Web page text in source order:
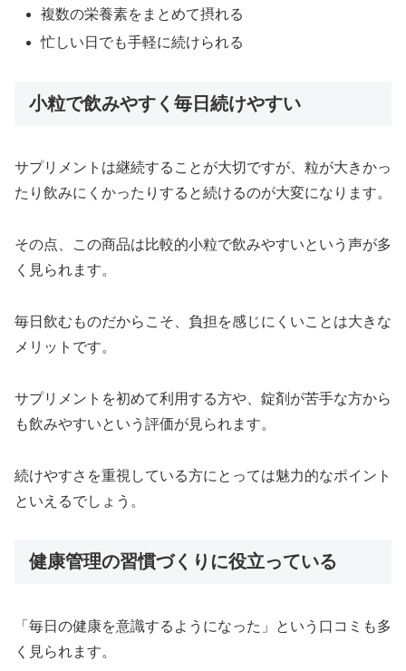
複数の栄養素をまとめて摂れる
忙しい日でも手軽に続けられる
小粒で飲みやすく毎日続けやすい
サプリメントは継続することが大切ですが、粒が大きかっ
たり飲みにくかったりすると続けるのが大変になります。
その点、この商品は比較的小粒で飲みやすいという声が多
く見られます。
毎日飲むものだからこそ、負担を感じにくいことは大きな
メリットです。
サプリメントを初めて利用する方や、錠剤が苦手な方から
も飲みやすいという評価が見られます。
続けやすさを重視している方にとっては魅力的なポイント
といえるでしょう。
健康管理の習慣づくりに役立っている
「毎日の健康を意識するようになった」という口コミも多
く見られます。